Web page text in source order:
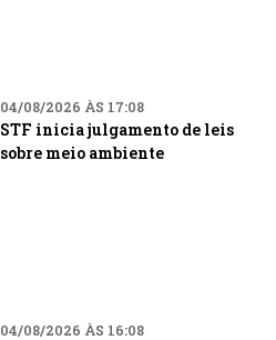
04/08/2026 ÀS 17:08
STF inicia julgamento de leis
sobre meio ambiente
04/08/2026 ÀS 16:08